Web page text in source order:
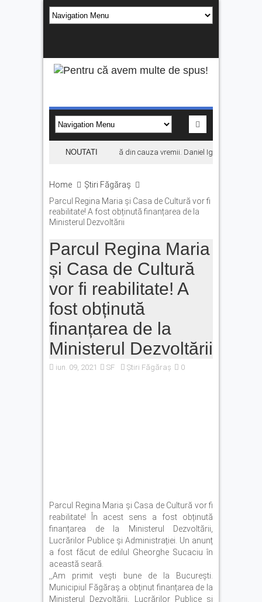
NOUTATI
Concertul KLUMEA se amână din cauza vremii. Daniel Ignat și Titi
Home
Știri Făgăraș
Parcul Regina Maria și Casa de Cultură vor fi
reabilitate! A fost obținută finanțarea de la
Ministerul Dezvoltării
Parcul Regina Maria
și Casa de Cultură
vor fi reabilitate! A
fost obținută
finanțarea de la
Ministerul Dezvoltării
iun. 09, 2021 SF Știri Făgăraș 0
Parcul Regina Maria și Casa de Cultură vor fi
reabilitate! În acest sens a fost obținută
finanțarea de la Ministerul Dezvoltării,
Lucrărilor Publice și Administrației. Un anunț
a fost făcut de edilul Gheorghe Sucaciu în
această seară.
,,Am primit vești bune de la București.
Municipiul Făgăraș a obținut finanțarea de la
Ministerul Dezvoltării, Lucrărilor Publice și